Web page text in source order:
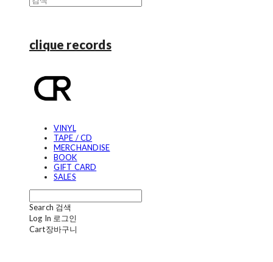
clique records
VINYL
TAPE / CD
MERCHANDISE
BOOK
GIFT CARD
SALES
Search 검색
Log In 로그인
Cart장바구니